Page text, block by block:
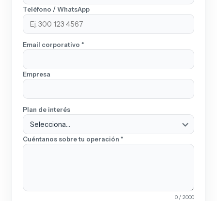
Teléfono / WhatsApp
Email corporativo *
Empresa
Plan de interés
Cuéntanos sobre tu operación *
0 / 2000